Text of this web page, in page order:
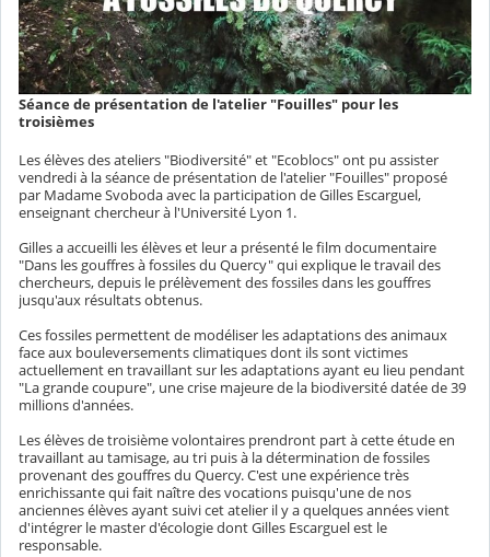
Séance de présentation de l'atelier "Fouilles" pour les
troisièmes
Les élèves des ateliers "Biodiversité" et "Ecoblocs" ont pu assister
vendredi à la séance de présentation de l'atelier "Fouilles" proposé
par Madame Svoboda avec la participation de Gilles Escarguel,
enseignant chercheur à l'Université Lyon 1.
Gilles a accueilli les élèves et leur a présenté le film documentaire
"Dans les gouffres à fossiles du Quercy" qui explique le travail des
chercheurs, depuis le prélèvement des fossiles dans les gouffres
jusqu'aux résultats obtenus.
Ces fossiles permettent de modéliser les adaptations des animaux
face aux bouleversements climatiques dont ils sont victimes
actuellement en travaillant sur les adaptations ayant eu lieu pendant
"La grande coupure", une crise majeure de la biodiversité datée de 39
millions d'années.
Les élèves de troisième volontaires prendront part à cette étude en
travaillant au tamisage, au tri puis à la détermination de fossiles
provenant des gouffres du Quercy. C'est une expérience très
enrichissante qui fait naître des vocations puisqu'une de nos
anciennes élèves ayant suivi cet atelier il y a quelques années vient
d'intégrer le master d'écologie dont Gilles Escarguel est le
responsable.